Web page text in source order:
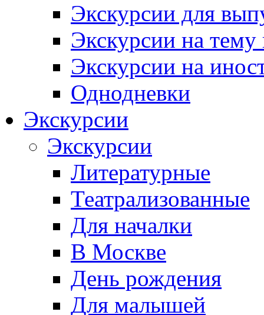
Экскурсии для
Экскурсии на тему
Экскурсии на
Однодневки
Экскурсии
Экскурсии
Литературные
Театрализованные
Для началки
В Москве
День рождения
Для малышей